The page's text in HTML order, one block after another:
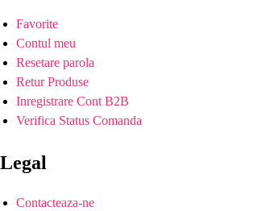
Favorite
Contul meu
Resetare parola
Retur Produse
Inregistrare Cont B2B
Verifica Status Comanda
Legal
Contacteaza-ne